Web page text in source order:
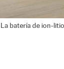
La batería de ion-